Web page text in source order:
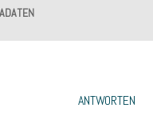
ANTWORTEN